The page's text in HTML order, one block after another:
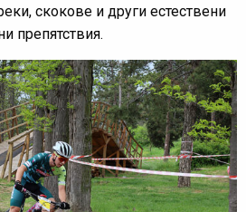
скокове и други естествени
препятствия.